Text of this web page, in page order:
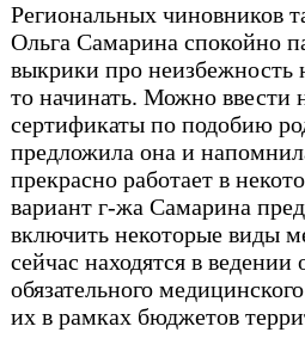
Региональных чиновников
Ольга Самарина спокойно
выкрики про неизбежность
то начинать. Можно ввести
сертификаты по подобию
предложила она и
прекрасно работает в
вариант г-жа Самарина
включить некоторые виды
сейчас находятся в
обязательного
их в рамках бюджетов